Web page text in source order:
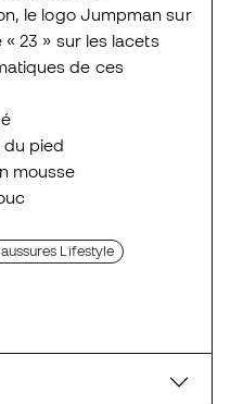
le logo Jumpman sur
23 » sur les lacets
de ces
du pied
mousse
Lifestyle